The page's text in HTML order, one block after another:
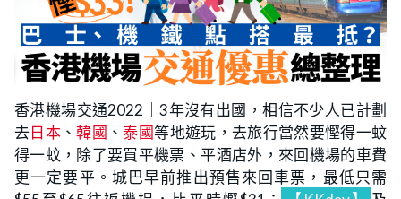
香港機場交通2022｜3年沒有出國，相信不少人已計劃
去日本 、韓國 、泰國等地遊玩，去旅行當然要慳得一蚊
得一蚊，除了要買平機票、平酒店外，來回機場的車費
更一定要平。城巴早前推出預售來回車票，最低只需